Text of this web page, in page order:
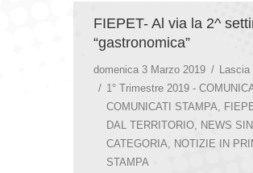
FIEPET- Al via la 2^
“gastronomica”
domenica 3 Marzo 2019
1° Trimestre 2019 -
COMUNICATI STAMPA
DAL TERRITORIO
NEWS
CATEGORIA
NOTIZIE IN
STAMPA